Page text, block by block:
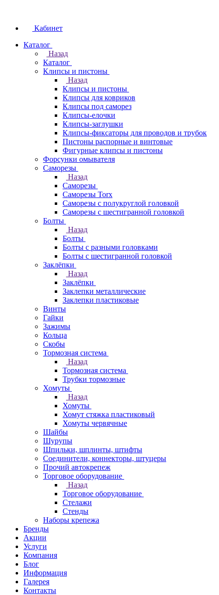
Кабинет
Каталог
Назад
Каталог
Клипсы и пистоны
Назад
Клипсы и пистоны
Клипсы для ковриков
Клипсы под саморез
Клипсы-елочки
Клипсы-заглушки
Клипсы-фиксаторы для проводов и трубок
Пистоны распорные и винтовые
Фигурные клипсы и пистоны
Форсунки омывателя
Саморезы
Назад
Саморезы
Саморезы Torx
Саморезы с полукруглой головкой
Саморезы с шестигранной головкой
Болты
Назад
Болты
Болты с разными головками
Болты с шестигранной головкой
Заклёпки
Назад
Заклёпки
Заклепки металлические
Заклепки пластиковые
Винты
Гайки
Зажимы
Кольца
Скобы
Тормозная система
Назад
Тормозная система
Трубки тормозные
Хомуты
Назад
Хомуты
Хомут стяжка пластиковый
Хомуты червячные
Шайбы
Шурупы
Шпильки, шплинты, штифты
Соединители, коннекторы, штуцеры
Прочий автокрепеж
Торговое оборудование
Назад
Торговое оборудование
Стелажи
Стенды
Наборы крепежа
Бренды
Акции
Услуги
Компания
Блог
Информация
Галерея
Контакты